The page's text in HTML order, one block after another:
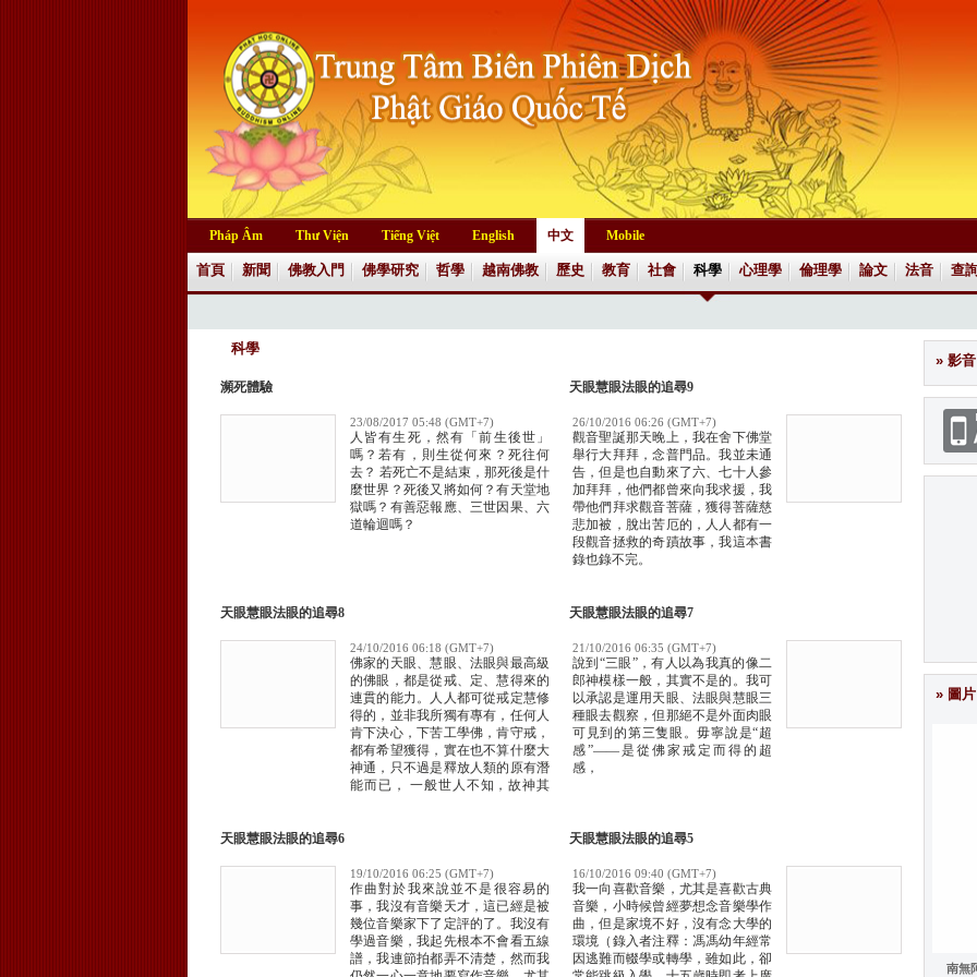
Pháp Âm Thư Viện Tiếng Việt English 中文 Mobile
首頁 新聞 佛教入門 佛學研究 哲學 越南佛教 歷史 教育 社會 科學 心理學 倫理學 論文 法音 查
科學
瀕死體驗
23/08/2017 05:48 (GMT+7)
人皆有生死，然有「前生後世」
嗎？若有，則生從何來？死往何
去？ 若死亡不是結束，那死後是什
麼世界？死後又將如何？有天堂地
獄嗎？有善惡報應、三世因果、六
道輪迴嗎？
天眼慧眼法眼的追尋9
26/10/2016 06:26 (GMT+7)
觀音聖誕那天晚上，我在舍下佛堂
舉行大拜拜，念普門品。我並未通
告，但是也自動來了六、七十人參
加拜拜，他們都曾來向我求援，我
帶他們拜求觀音菩薩，獲得菩薩慈
悲加被，脫出苦厄的，人人都有一
段觀音拯救的奇蹟故事，我這本書
錄也錄不完。
天眼慧眼法眼的追尋8
24/10/2016 06:18 (GMT+7)
佛家的天眼、慧眼、法眼與最高級
的佛眼，都是從戒、定、慧得來的
連貫的能力。人人都可從戒定慧修
得的，並非我所獨有專有，任何人
肯下決心，下苦工學佛，肯守戒，
都有希望獲得，實在也不算什麼大
神通，只不過是釋放人類的原有潛
能而已， 一般世人不知，故神其
五眼都能力極大，尤以佛眼，能窮
究多度宇宙的奧秘，得見無限世的
宿命前因後果。
天眼慧眼法眼的追尋7
21/10/2016 06:35 (GMT+7)
說到“三眼”，有人以為我真的像二
郎神模樣一般，其實不是的。我可
以承認是運用天眼、法眼與慧眼三
種眼去觀察，但那絕不是外面肉眼
可見到的第三隻眼。毋寧說是“超
感”——是從佛家戒定而得的超
感，
天眼慧眼法眼的追尋6
19/10/2016 06:25 (GMT+7)
作曲對於我來說並不是很容易的
事，我沒有音樂天才，這已經是被
幾位音樂家下了定評的了。我沒有
學過音樂，我起先根本不會看五線
譜，我連節拍都弄不清楚，然而我
天眼慧眼法眼的追尋5
16/10/2016 09:40 (GMT+7)
我一向喜歡音樂，尤其是喜歡古典
音樂，小時候曾經夢想念音樂學作
曲，但是家境不好，沒有念大學的
環境（錄入者注釋：馮馮幼年經常
因逃難而輟學或轉學，雖如此，卻
» 影音
» 圖片
南無